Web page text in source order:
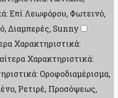
Επί Λεωφόρου, Φωτεινό,
Διαμπερές, Sunny
Χαρακτηριστικά:
Χαρακτηριστικά:
Οροφοδιαμέρισμα,
Ρετιρέ, Προσόψεως,